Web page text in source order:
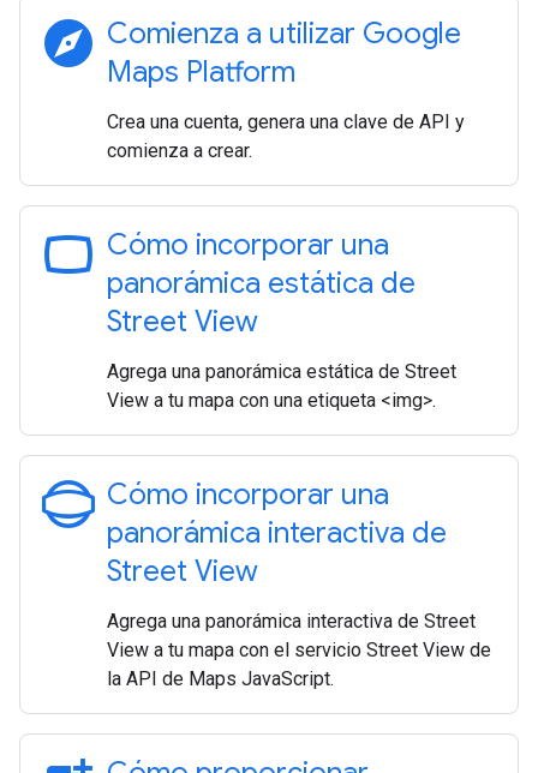
explore Comienza a utilizar Google
Maps Platform
Crea una cuenta, genera una clave de API y
comienza a crear.
panorama_wide_angle Cómo incorporar una
panorámica estática de
Street View
Agrega una panorámica estática de Street
View a tu mapa con una etiqueta <img>.
panorama_photosphere Cómo incorporar una
panorámica interactiva de
Street View
Agrega una panorámica interactiva de Street
View a tu mapa con el servicio Street View de
la API de Maps JavaScript.